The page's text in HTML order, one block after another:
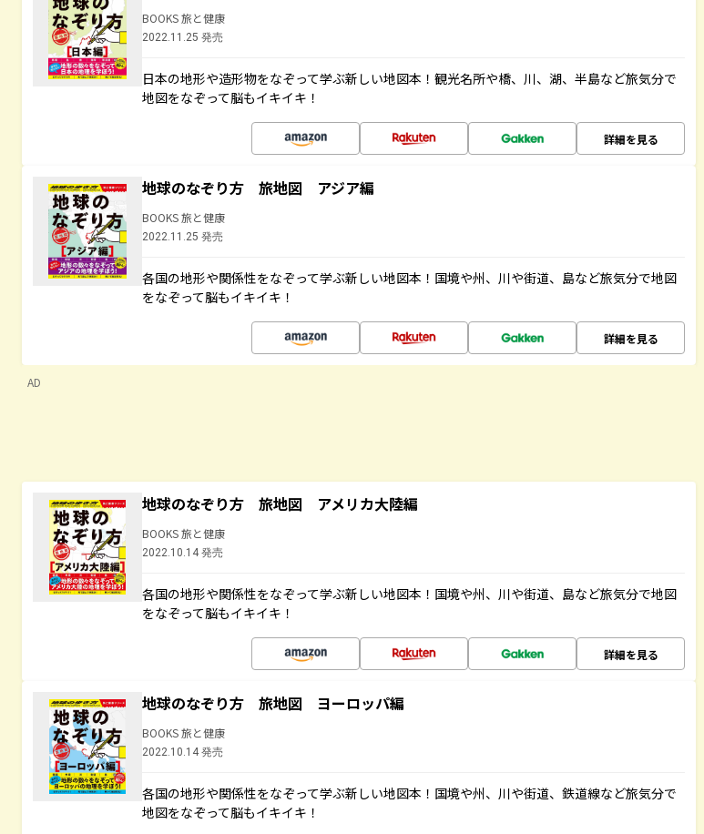
BOOKS 旅と健康
2022.11.25 発売
日本の地形や造形物をなぞって学ぶ新しい地図本！観光名所や橋、川、湖、半島など旅気分で
地図をなぞって脳もイキイキ！
詳細を見る
地球のなぞり方 旅地図 アジア編
BOOKS 旅と健康
2022.11.25 発売
各国の地形や関係性をなぞって学ぶ新しい地図本！国境や州、川や街道、島など旅気分で地図
をなぞって脳もイキイキ！
詳細を見る
AD
地球のなぞり方 旅地図 アメリカ大陸編
BOOKS 旅と健康
2022.10.14 発売
各国の地形や関係性をなぞって学ぶ新しい地図本！国境や州、川や街道、島など旅気分で地図
をなぞって脳もイキイキ！
詳細を見る
地球のなぞり方 旅地図 ヨーロッパ編
BOOKS 旅と健康
2022.10.14 発売
各国の地形や関係性をなぞって学ぶ新しい地図本！国境や州、川や街道、鉄道線など旅気分で
地図をなぞって脳もイキイキ！